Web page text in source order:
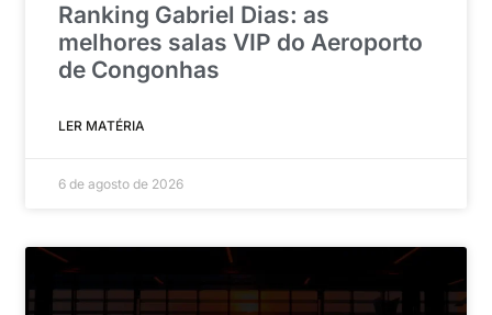
Ranking Gabriel Dias: as
melhores salas VIP do Aeroporto
de Congonhas
LER MATÉRIA
6 de agosto de 2026